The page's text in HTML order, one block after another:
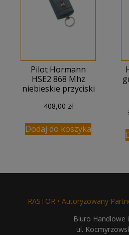
Pilot Hormann
HSE2 868 Mhz
niebieskie przyciski
408,00 zł
Dodaj do koszyka
RASTOR • Autoryzowany
Biuro Handlowe
ul.